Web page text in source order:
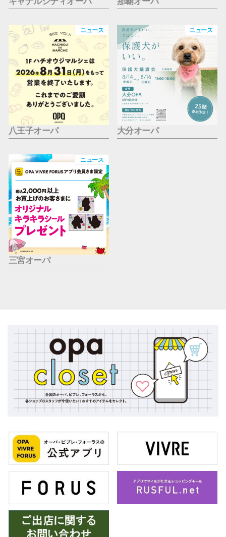
ニュース
八王子オーパ
ニュース
大分オーパ
ニュース
三宮オーパ